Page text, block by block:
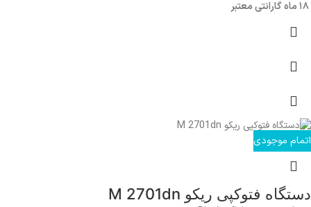
اتمام موجودی
دستگاه فتوکپی ریکو M 2701dn